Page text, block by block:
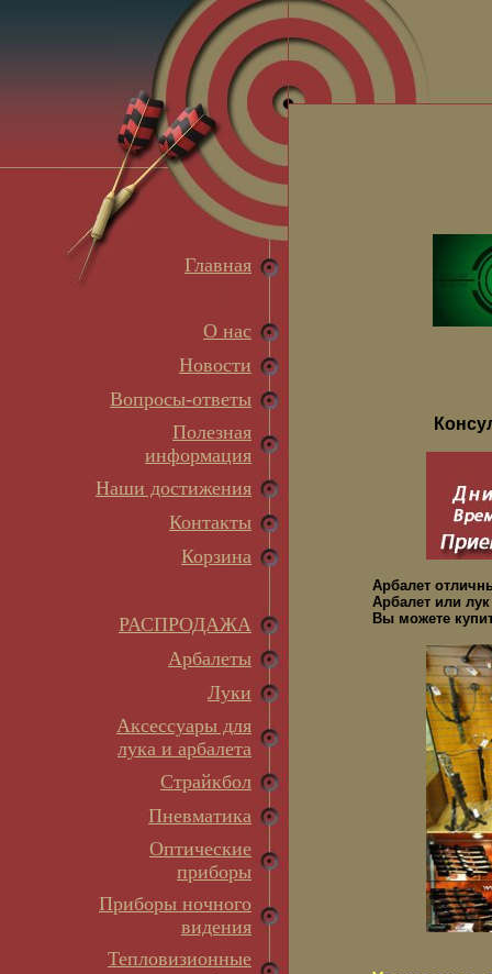
Главная
О нас
Новости
Вопросы-ответы
Полезная
информация
Наши достижения
Контакты
Корзина
РАСПРОДАЖА
Арбалеты
Луки
Аксессуары для
лука и арбалета
Страйкбол
Пневматика
Оптические
приборы
Приборы ночного
видения
Тепловизионные
Арбалет
Арбалет или
Вы можете